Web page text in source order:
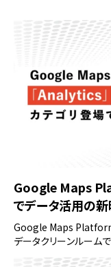
Google Maps
でデータ活用の
Google Maps
データクリーンルーム
に。ビジネスの意思決